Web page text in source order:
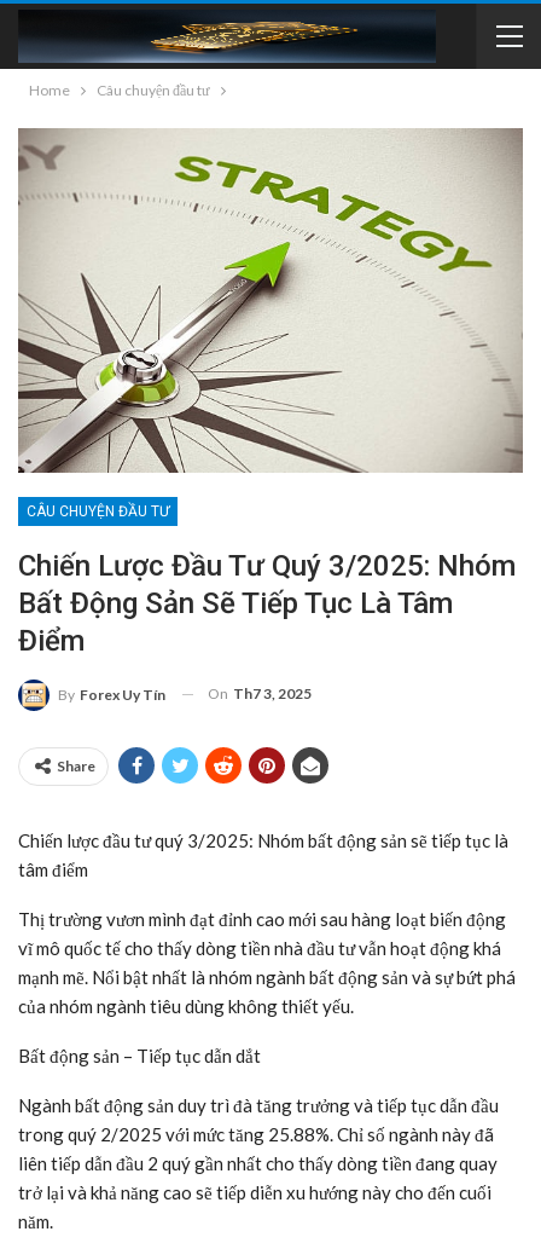
Home Câu chuyện đầu tư
CÂU CHUYỆN ĐẦU TƯ
Chiến Lược Đầu Tư Quý 3/2025: Nhóm
Bất Động Sản Sẽ Tiếp Tục Là Tâm
Điểm
By Forex Uy Tín On Th7 3, 2025
Share
Chiến lược đầu tư quý 3/2025: Nhóm bất động sản sẽ tiếp tục là
tâm điểm
Thị trường vươn mình đạt đỉnh cao mới sau hàng loạt biến động
vĩ mô quốc tế cho thấy dòng tiền nhà đầu tư vẫn hoạt động khá
mạnh mẽ. Nổi bật nhất là nhóm ngành bất động sản và sự bứt phá
của nhóm ngành tiêu dùng không thiết yếu.
Bất động sản – Tiếp tục dẫn dắt
Ngành bất động sản duy trì đà tăng trưởng và tiếp tục dẫn đầu
trong quý 2/2025 với mức tăng 25.88%. Chỉ số ngành này đã
liên tiếp dẫn đầu 2 quý gần nhất cho thấy dòng tiền đang quay
trở lại và khả năng cao sẽ tiếp diễn xu hướng này cho đến cuối
năm.